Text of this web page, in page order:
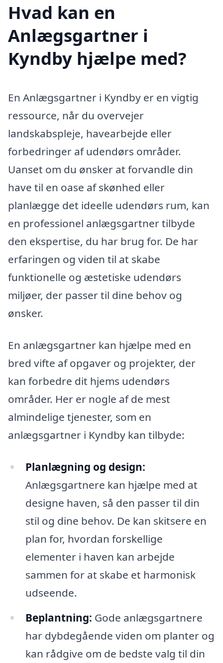
Hvad kan en
Anlægsgartner i
Kyndby hjælpe med?
En Anlægsgartner i Kyndby er en vigtig
ressource, når du overvejer
landskabspleje, havearbejde eller
forbedringer af udendørs områder.
Uanset om du ønsker at forvandle din
have til en oase af skønhed eller
planlægge det ideelle udendørs rum, kan
en professionel anlægsgartner tilbyde
den ekspertise, du har brug for. De har
erfaringen og viden til at skabe
funktionelle og æstetiske udendørs
miljøer, der passer til dine behov og
ønsker.
En anlægsgartner kan hjælpe med en
bred vifte af opgaver og projekter, der
kan forbedre dit hjems udendørs
områder. Her er nogle af de mest
almindelige tjenester, som en
anlægsgartner i Kyndby kan tilbyde:
Planlægning og design:
Anlægsgartnere kan hjælpe med at
designe haven, så den passer til din
stil og dine behov. De kan skitsere en
plan for, hvordan forskellige
elementer i haven kan arbejde
sammen for at skabe et harmonisk
udseende.
Beplantning: Gode anlægsgartnere
har dybdegående viden om planter og
kan rådgive om de bedste valg til din